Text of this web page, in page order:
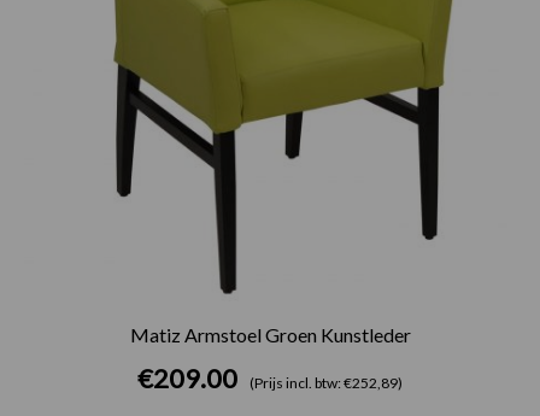
Matiz Armstoel Groen Kunstleder
€209.00 (Prijs incl. btw: €252,89)